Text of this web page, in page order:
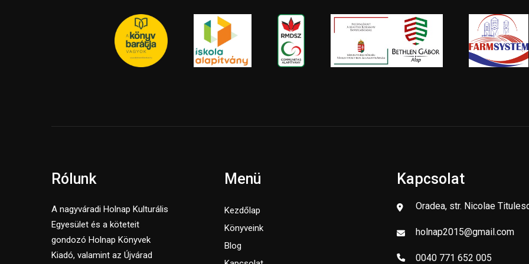
Rólunk
A nagyváradi Holnap Kulturális
Egyesület és a köteteit
gondozó Holnap Könyvek
Kiadó, valamint az Újvárad
Menü
Kezdőlap
Könyveink
Blog
Kapcsolat
Oradea, str. Nicolae
holnap2015@gmail.com
0040 771 652 005